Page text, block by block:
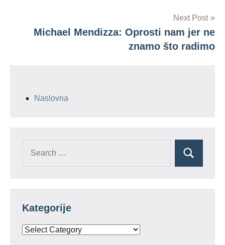
Next Post
Michael Mendizza: Oprosti nam jer ne
znamo što radimo
Naslovna
Search
Kategorije
Kategorije